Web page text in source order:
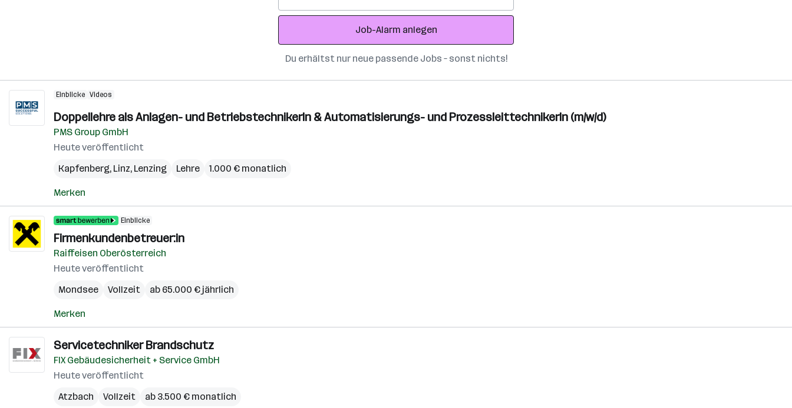
Adresse
Job-Alarm anlegen
Du erhältst nur neue passende Jobs – sonst nichts!
Einblicke Videos
Doppellehre als Anlagen- und BetriebstechnikerIn & Automatisierungs- und ProzessleittechnikerIn (m/w/d)
PMS Group GmbH
Heute veröffentlicht
Kapfenberg, Linz, Lenzing Lehre 1.000 € monatlich
Merken
Einblicke
Firmenkundenbetreuer:in
Raiffeisen Oberösterreich
Heute veröffentlicht
Mondsee
Vollzeit ab 65.000 € jährlich
Merken
Servicetechniker Brandschutz
FIX Gebäudesicherheit + Service GmbH
Heute veröffentlicht
Atzbach
Vollzeit ab 3.500 € monatlich